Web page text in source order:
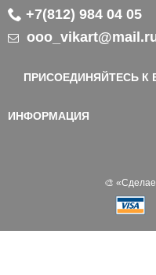
+7(812) 984 04 05
ПРИСОЕДИНЯЙТЕСЬ К
ИНФОРМАЦИЯ
🎨